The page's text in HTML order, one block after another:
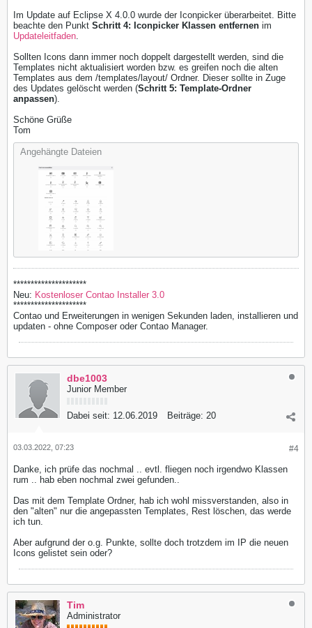
Im Update auf Eclipse X 4.0.0 wurde der Iconpicker überarbeitet. Bitte
beachte den Punkt Schritt 4: Iconpicker Klassen entfernen im
Updateleitfaden
Sollten Icons dann immer noch doppelt dargestellt werden, sind die
Templates nicht aktualisiert worden bzw. es greifen noch die alten
Templates aus dem /templates/layout/ Ordner. Dieser sollte in Zuge
des Updates gelöscht werden (Schritt 5: Template-Ordner
anpassen).
Schöne Grüße
Tom
Angehängte Dateien
*********************
Neu: Kostenloser Contao Installer 3.0
*********************
Contao und Erweiterungen in wenigen Sekunden laden, installieren und
updaten - ohne Composer oder Contao Manager.
dbe1003
Junior Member
Dabei seit: 12.06.2019 Beiträge: 20
#4
03.03.2022, 07:23
Danke, ich prüfe das nochmal .. evtl. fliegen noch irgendwo Klassen
rum .. hab eben nochmal zwei gefunden..
Das mit dem Template Ordner, hab ich wohl missverstanden, also in
den "alten" nur die angepassten Templates, Rest löschen, das werde
ich tun.
Aber aufgrund der o.g. Punkte, sollte doch trotzdem im IP die neuen
Icons gelistet sein oder?
Tim
Administrator